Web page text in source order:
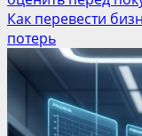
Как перевести
потерь